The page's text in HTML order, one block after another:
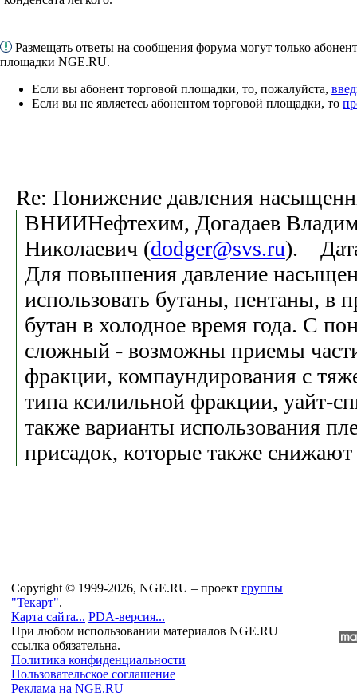
Размещать ответы на сообщения форума могут только
площадки NGE.RU.
Если вы абонент торговой площадки, то, пожалуйста,
Если вы не являетесь абонентом торговой площадки, то
Re: Понижение давления
ВНИИНефтехим, Догадаев
Николаевич (dodger@svs.ru).
Для повышения давление
использовать бутаны, пентаны, в
бутан в холодное время года. С
сложный - возможны приемы
фракции, компаундирования с
типа ксилильной фракции, уайт-
также варианты использования
присадок, которые также снижают
Copyright © 1999-2026, NGE.RU – проект группы
"Текарт".
Карта сайта... PDA-версия...
При любом использовании материалов NGE.RU
ссылка обязательна.
Политика конфиденциальности
Пользовательское соглашение
Реклама на NGE.RU